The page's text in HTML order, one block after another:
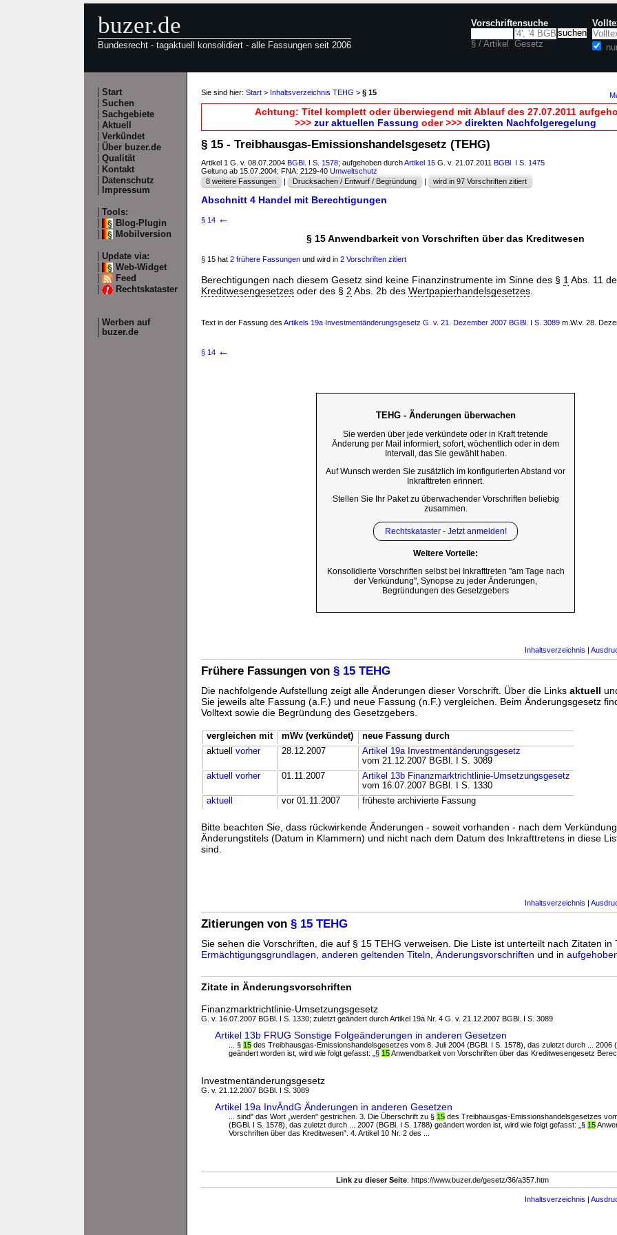
buzer.de
Bundesrecht - tagaktuell konsolidiert - alle Fassungen seit 2006
Vorschriftensuche
§ / Artikel Gesetz
Start
Suchen
Sachgebiete
Aktuell
Verkündet
Über buzer.de
Qualität
Kontakt
Datenschutz
Impressum
Tools:
Blog-Plugin
Mobilversion
Update via:
Web-Widget
Feed
Rechtskataster
Werben auf
buzer.de
Sie sind hier: Start > Inhaltsverzeichnis TEHG > § 15
Achtung: Titel komplett oder überwiegend mit Ablauf des 27.07.2011
>>> zur aktuellen Fassung oder >>> direkten Nachfolgeregelung
§ 15 - Treibhausgas-Emissionshandelsgesetz (TEHG)
Artikel 1 G. v. 08.07.2004 BGBl. I S. 1578; aufgehoben durchArtikel 15 G. v. 21.07.2011 BGBl. I S. 1475
Geltung ab 15.07.2004; FNA: 2129-40 Umweltschutz
8 weitere Fassungen
| Drucksachen / Entwurf / Begründung | wird in 97 Vorschriften zitiert
Abschnitt 4 Handel mit Berechtigungen
§ 14 ←
§ 15 Anwendbarkeit von Vorschriften über das Kreditwesen
§ 15 hat 2 frühere Fassungen und wird in 2 Vorschriften zitiert
Berechtigungen nach diesem Gesetz sind keine Finanzinstrumente im Sinne des § 1 Abs. 11
Kreditwesengesetzes oder des § 2 Abs. 2b des Wertpapierhandelsgesetzes
Text in der Fassung des Artikels 19a Investmentänderungsgesetz G. v. 21. Dezember 2007 BGBl. I S. 3089 m.W.v. 28.
§ 14 ←
TEHG - Änderungen überwachen
Sie werden über jede verkündete oder in Kraft tretende
Änderung per Mail informiert, sofort, wöchentlich oder in dem
Intervall, das Sie gewählt haben.
Auf Wunsch werden Sie zusätzlich im konfigurierten Abstand vor
Inkrafttreten erinnert.
Stellen Sie Ihr Paket zu überwachender Vorschriften beliebig
zusammen.
Rechtskataster - Jetzt anmelden!
Weitere Vorteile:
Konsolidierte Vorschriften selbst bei Inkrafttreten "am Tage nach
der Verkündung", Synopse zu jeder Änderungen,
Begründungen des Gesetzgebers
Inhaltsverzeichnis |
Frühere Fassungen von § 15 TEHG
Die nachfolgende Aufstellung zeigt alle Änderungen dieser Vorschrift. Über die Links aktuell
Sie jeweils alte Fassung (a.F.) und neue Fassung (n.F.) vergleichen. Beim Änderungsgesetz
Volltext sowie die Begründung des Gesetzgebers.
vergleichen mit mWv (verkündet)
neue Fassung durch
aktuell vorher 28.12.2007
Artikel 19a Investmentänderungsgesetz
vom 21.12.2007 BGBl. I S. 3089
aktuell
vorher 01.11.2007
Artikel 13b Finanzmarktrichtlinie-Umsetzungsgesetz
vom 16.07.2007 BGBl. I S. 1330
aktuell
vor 01.11.2007 früheste archivierte Fassung
Bitte beachten Sie, dass rückwirkende Änderungen - soweit vorhanden - nach dem
Änderungstitels (Datum in Klammern) und nicht nach dem Datum des Inkrafttretens in diese
sind.
Inhaltsverzeichnis |
Zitierungen von § 15 TEHG
Sie sehen die Vorschriften, die auf § 15 TEHG verweisen. Die Liste ist unterteilt nach Zitaten in
Ermächtigungsgrundlagen anderen geltenden Titeln Änderungsvorschriften und in
Zitate in Änderungsvorschriften
Finanzmarktrichtlinie-Umsetzungsgesetz
G. v. 16.07.2007 BGBl. I S. 1330; zuletzt geändert durch Artikel 19a Nr. 4 G. v. 21.12.2007 BGBl. I S. 3089
Artikel 13b FRUG Sonstige Folgeänderungen in anderen Gesetzen
... § 15 des Treibhausgas-Emissionshandelsgesetzes vom 8. Juli 2004 (BGBl. I S. 1578), das zuletzt durch ... 2006
geändert worden ist, wird wie folgt gefasst: „§ 15Anwendbarkeit von Vorschriften über das Kreditwesengesetz
Investmentänderungsgesetz
G. v. 21.12.2007 BGBl. I S. 3089
Artikel 19a InvÄndG Änderungen in anderen Gesetzen
... sind" das Wort „werden" gestrichen. 3. Die Überschrift zu § 15 des Treibhausgas-Emissionshandelsgesetzes
(BGBl. I S. 1578), das zuletzt durch ... 2007 (BGBl. I S. 1788) geändert worden ist, wird wie folgt gefasst: „§ 15
Vorschriften über das Kreditwesen". 4. Artikel 10 Nr. 2 des ...
Link zu dieser Seite: https://www.buzer.de/gesetz/36/a357.htm
Inhaltsverzeichnis |